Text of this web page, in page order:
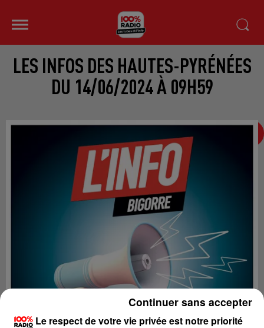
LES INFOS DES HAUTES-PYRÉNÉES
DU 14/06/2024 À 09H59
Le respect de votre vie privée est notre priorité
Continuer sans accepter